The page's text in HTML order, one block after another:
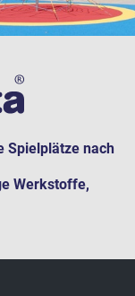
Spielplätze nach
Werkstoffe,